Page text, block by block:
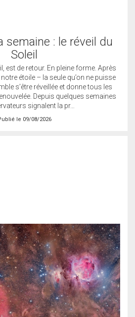
semaine : le réveil du
Soleil
est de retour. En pleine forme. Après
étoile – la seule qu’on ne puisse
s’être réveillée et donne tous les
Depuis quelques semaines
signalent la pr…
le 09/08/2026